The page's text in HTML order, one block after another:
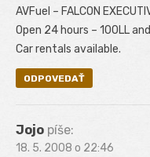
AVFuel – FALCON
Open 24 hours – 100LL
Car rentals available.
ODPOVEDAŤ
Jojo píše:
18. 5. 2008 o 22:46